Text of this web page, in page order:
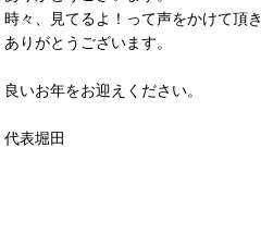
時々、見てるよ！って声をかけて頂き
ありがとうございます。
良いお年をお迎えください。
代表堀田